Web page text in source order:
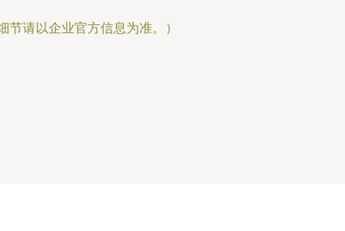
节请以企业官方信息为准。）